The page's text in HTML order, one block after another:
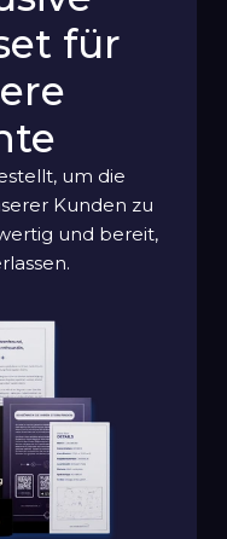
für
um die
Kunden zu
und bereit,